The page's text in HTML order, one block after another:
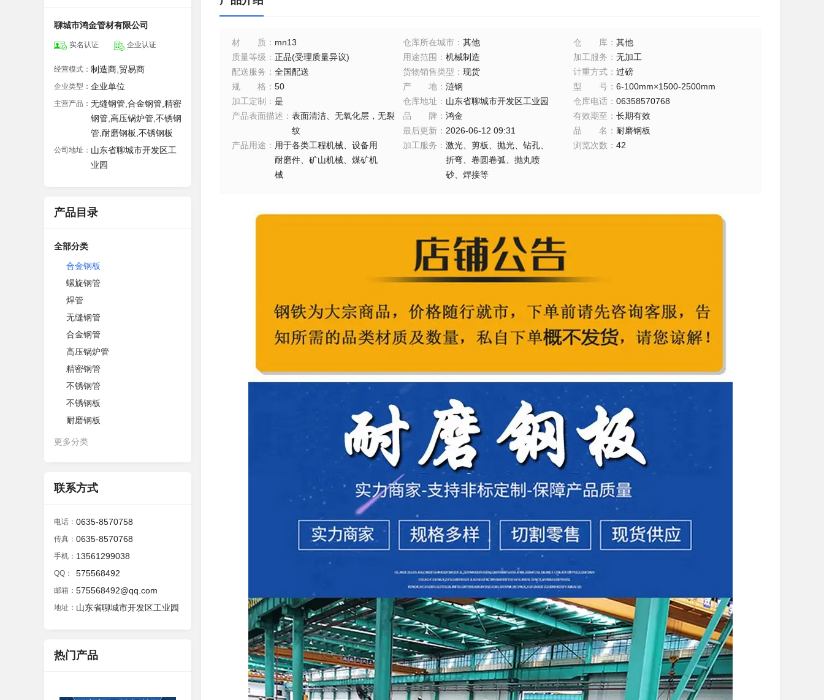
聊城市鸿金管材有限公司
实名认证 企业认证
经营模式： 制造商,贸易商
企业类型： 企业单位
主营产品： 无缝钢管,合金钢管,精密
钢管,高压锅炉管,不锈钢
管,耐磨钢板,不锈钢板
公司地址： 山东省聊城市开发区工
业园
产品目录
全部分类
合金钢板
螺旋钢管
焊管
无缝钢管
合金钢管
高压锅炉管
精密钢管
不锈钢管
不锈钢板
耐磨钢板
更多分类
联系方式
电话： 0635-8570758
传真： 0635-8570768
手机： 13561299038
QQ： 575568492
邮箱： 575568492@qq.com
地址： 山东省聊城市开发区工业园
热门产品
材质 ： mn13 仓库所在城市 ： 其他 仓库 ：其他
质量等级 ： 正品(受理质量异议) 用途范围 ： 机械制造 加工服务 ：无加工
配送服务 ： 全国配送 货物销售类型 ： 现货 计重方式 ：过磅
规格 ： 50 产地： 涟钢 型号 ：6-100mm×1500-2500mm
加工定制
： 是 仓库地址 ： 山东省聊城市开发区工业园 仓库电话 ：06358570768
产品表面描述 ： 表面清洁、无氧化层，无裂
纹
品牌 ： 鸿金 有效期至 ：长期有效
最后更新： 2026-06-12 09:31 品名 ：耐磨钢板
产品用途 ： 用于各类工程机械、设备用
耐磨件、矿山机械、煤矿机
械
加工服务 ： 激光、剪板、抛光、钻孔、
折弯、卷圆卷弧、抛丸喷
砂、焊接等
浏览次数 ：42